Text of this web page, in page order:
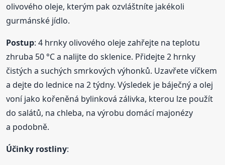
olivového oleje, kterým pak ozvláštníte jakékoli
gurmánské jídlo.
Postup: 4 hrnky olivového oleje zahřejte na teplotu
zhruba 50 °C a nalijte do sklenice. Přidejte 2 hrnky
čistých a suchých smrkových výhonků. Uzavřete víčkem
a dejte do lednice na 2 týdny. Výsledek je báječný a olej
voní jako kořeněná bylinková zálivka, kterou lze použít
do salátů, na chleba, na výrobu domácí majonézy
a podobně.
Účinky rostliny: